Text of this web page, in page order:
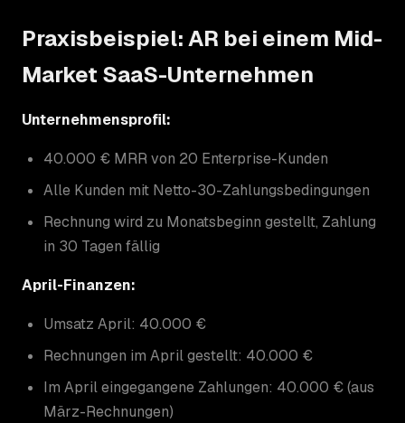
Praxisbeispiel: AR bei einem Mid-
Market SaaS-Unternehmen
Unternehmensprofil:
40.000 € MRR von 20 Enterprise-Kunden
Alle Kunden mit Netto-30-Zahlungsbedingungen
Rechnung wird zu Monatsbeginn gestellt, Zahlung
in 30 Tagen fällig
April-Finanzen:
Umsatz April: 40.000 €
Rechnungen im April gestellt: 40.000 €
Im April eingegangene Zahlungen: 40.000 € (aus
März-Rechnungen)